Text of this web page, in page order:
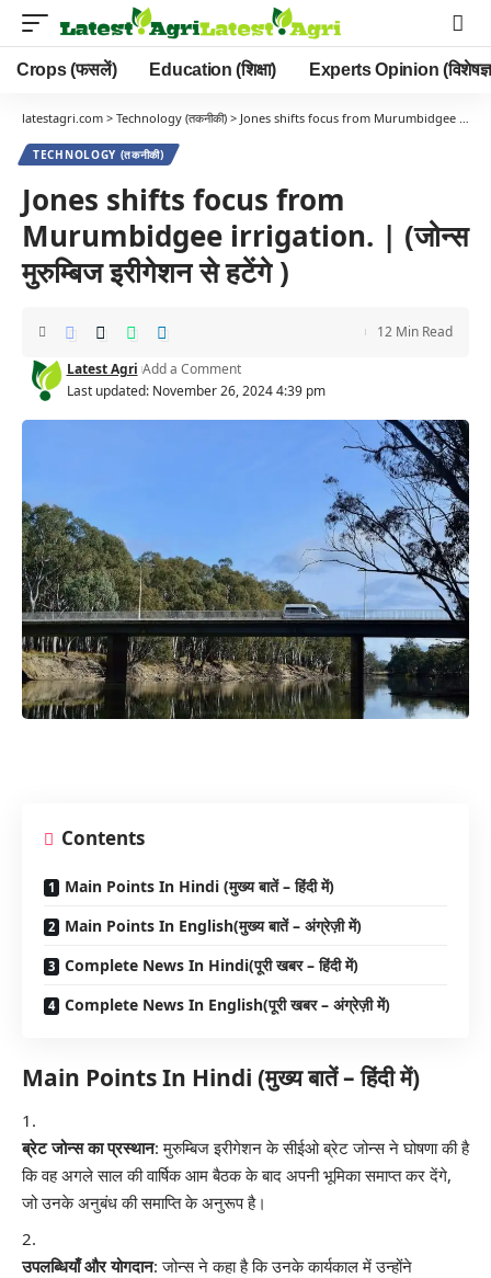
Crops (फसलें) Education (शिक्षा) Experts Opinion (विशेषज्ञ
latestagri.com > Technology (तकनीकी) > Jones shifts focus from Murumbidgee irrigation. | (जोन्स मुरुम्बिज इरीगेशन से हटेंगे )
TECHNOLOGY (तकनीकी)
Jones shifts focus from
Murumbidgee irrigation. | (जोन्स
मुरुम्बिज इरीगेशन से हटेंगे )
Last updated: November 26, 2024 4:39 pm
Latest Agri Add a Comment
12 Min Read
Contents
Main Points In Hindi (मुख्य बातें – हिंदी में)
Main Points In English(मुख्य बातें – अंग्रेज़ी में)
Complete News In Hindi(पूरी खबर – हिंदी में)
Complete News In English(पूरी खबर – अंग्रेज़ी में)
Main Points In Hindi (मुख्य बातें – हिंदी में)
ब्रेट जोन्स का प्रस्थान: मुरुम्बिज इरीगेशन के सीईओ ब्रेट जोन्स ने घोषणा की है
कि वह अगले साल की वार्षिक आम बैठक के बाद अपनी भूमिका समाप्त कर देंगे,
जो उनके अनुबंध की समाप्ति के अनुरूप है।
उपलब्धियाँ और योगदान: जोन्स ने कहा है कि उनके कार्यकाल में उन्होंने